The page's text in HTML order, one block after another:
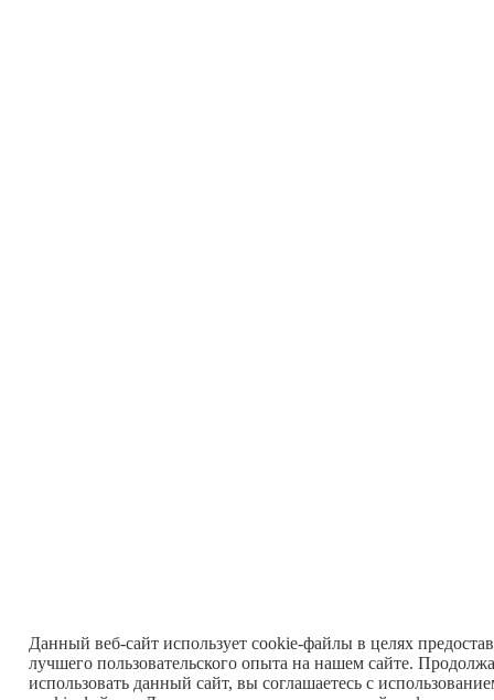
Данный веб-сайт использует cookie-файлы в целях
лучшего пользовательского опыта на нашем сайте.
использовать данный сайт, вы соглашаетесь с